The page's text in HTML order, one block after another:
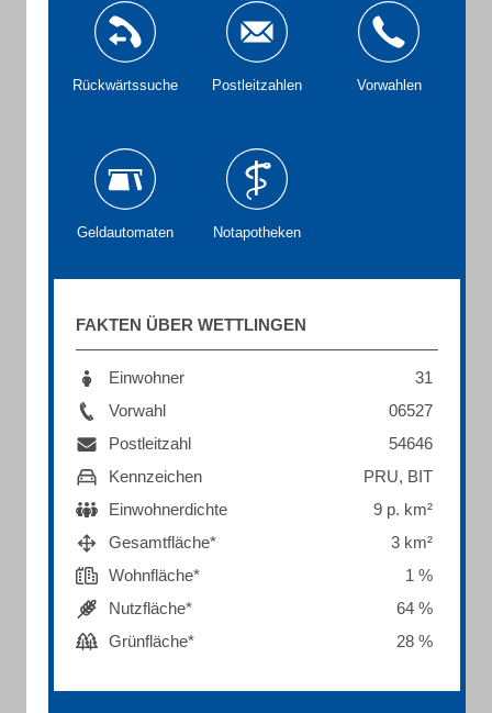
Rückwärtssuche Postleitzahlen Vorwahlen
Geldautomaten Notapotheken
FAKTEN ÜBER WETTLINGEN
Einwohner
31
Vorwahl
06527
Postleitzahl
54646
Kennzeichen
PRU, BIT
Einwohnerdichte
9 p. km²
Gesamtfläche*
3 km²
Wohnfläche*
1 %
Nutzfläche*
64 %
Grünfläche*
28 %